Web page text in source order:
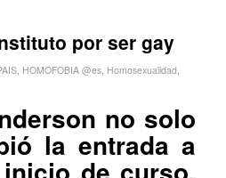
por ser gay
, HOMOFOBIA @es, Homosexualidad,
no solo
la entrada a